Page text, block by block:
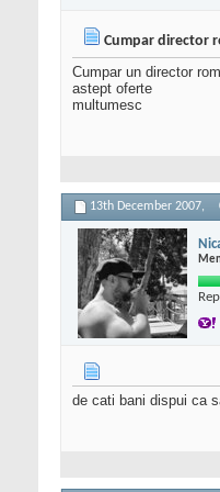
Cumpar director
Cumpar un director
astept oferte
multumesc
13th December 2007,
de cati bani dispui ca